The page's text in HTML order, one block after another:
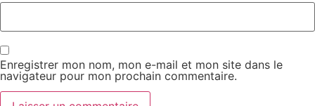
Enregistrer mon nom, mon e-mail et mon site dans le
navigateur pour mon prochain commentaire.